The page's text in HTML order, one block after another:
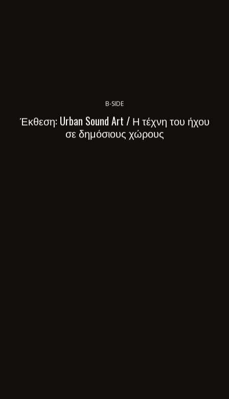
B-SIDE
Έκθεση: Urban Sound Art / Η τέχνη του ήχου
σε δημόσιους χώρους